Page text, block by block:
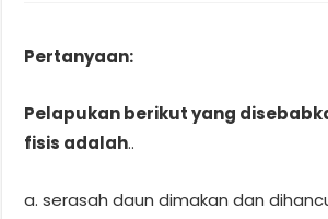
Pertanyaan:
Pelapukan berikut yang
fisis adalah..
a. serasah daun dimakan dan